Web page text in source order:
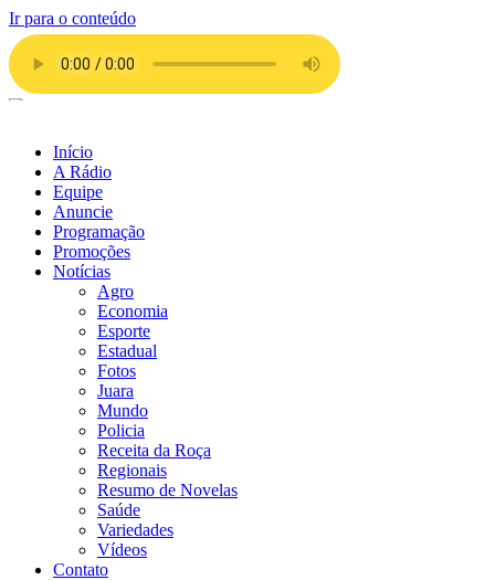
Ir para o conteúdo
Início
A Rádio
Equipe
Anuncie
Programação
Promoções
Notícias
Agro
Economia
Esporte
Estadual
Fotos
Juara
Mundo
Policia
Receita da Roça
Regionais
Resumo de Novelas
Saúde
Variedades
Vídeos
Contato